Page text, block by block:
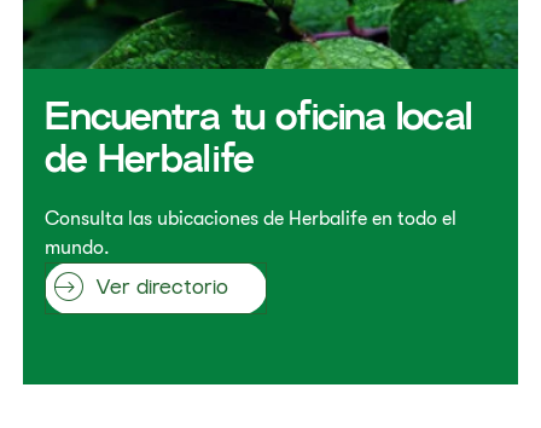
Encuentra tu oficina local
de Herbalife
Consulta las ubicaciones de Herbalife en todo el
mundo.
Ver directorio